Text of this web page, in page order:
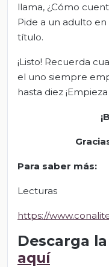
llama, ¿Cómo
Pide a un adulto
título.
¡Listo! Recuerda
el uno siempre
hasta diez
Para saber más:
Lecturas
https://
Descarga
aquí